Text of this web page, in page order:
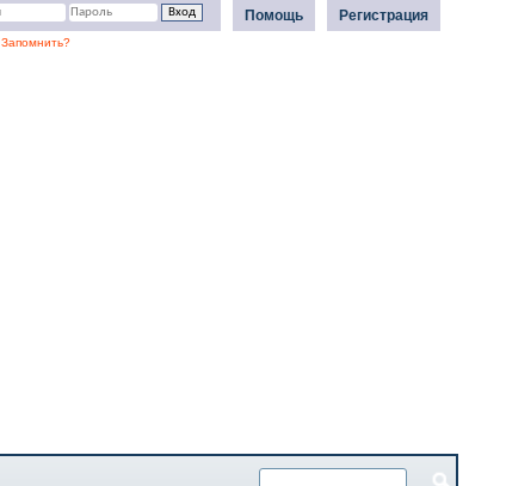
Регистрация
Помощь
Запомнить?